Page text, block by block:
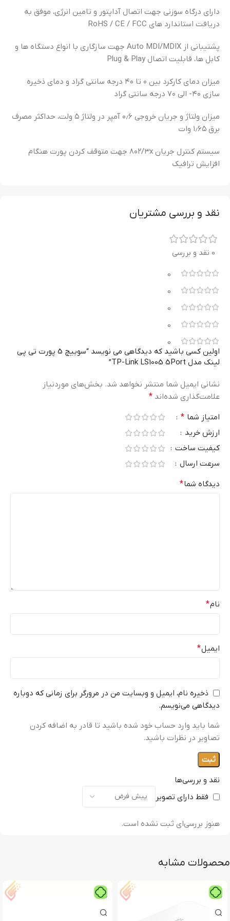
دارای درگاه سوزنی جهت اتصال آداپتور و تامین انرژی، موفق به
دریافت استاندارد های RoHS / CE / FCC
پشتیبانی از Auto MDI/MDIX جهت سازگاری با انواع دستگاه ها و
کابل ها، قابلیت اتصال Plug & Play
میزان دمای کارکرد بین ۰ تا ۴۰ درجه سانتی گراد و دمای ذخیره
سازی ۴۰- الی ۷۰ درجه سانتی گراد
میزان ولتاژ و جریان خروجی ۰٫۶ آمپر در ولتاژ ۵ ولت، حداکثر مصرف
برق ۱٫۶۵ وات
سیستم کنترل جریان ۸۰۲/۳x جهت متوقف کردن پورت هنگام
افزایش ترافیک
نقد و بررسی مشتریان
0 نقد و بررسی
0
0
0
0
0
نقد و بررسی‌ها
فقط دارای تصویر
هنوز بررسی‌ای ثبت نشده است.
اولین کسی باشید که دیدگاهی می نویسد “سوییچ 5 پورت تی پی
لینک مدل TP-Link LS1005 5Port”
نشانی ایمیل شما منتشر نخواهد شد. بخش‌های موردنیاز
علامت‌گذاری شده‌اند *
امتیاز شما *
ارزش خرید
کیفیت ساخت
سرعت ارسال
دیدگاه شما*
نام*
ایمیل*
ذخیره نام، ایمیل و وبسایت من در مرورگر برای زمانی که دوباره
دیدگاهی می‌نویسم.
شما باید وارد حساب خود شده باشید تا قادر به اضافه کردن
تصاویر در نظرات باشید.
محصولات مشابه